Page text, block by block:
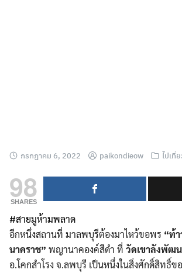
กรกฎาคม 6, 2022 paikondieow ไปเที่
98
SHARES
#สายมูห้ามพลาด
อีกหนึ่งสถานที่ มาลพบุรีต้องมาไหว้ขอพร “ท้
นาคราช” พญานาคองค์สีดำ ที่ วัดเขาลังพัฒ
อ.โคกสำโรง จ.ลพบุรี เป็นหนึ่งในสิ่งศักดิ์สิทธิ์ข